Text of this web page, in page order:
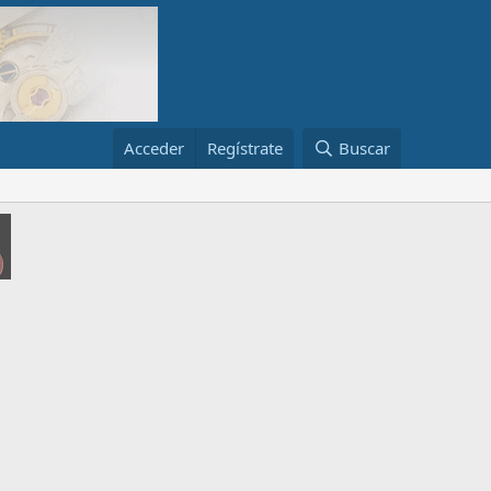
Acceder Regístrate Buscar